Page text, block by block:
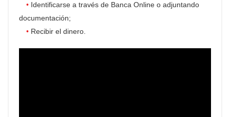
Identificarse a través de Banca Online o adjuntando
documentación;
Recibir el dinero.